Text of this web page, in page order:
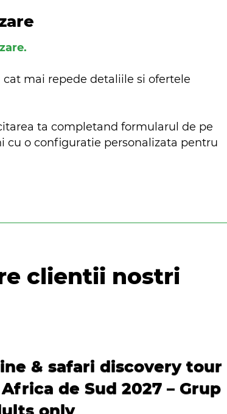
mai repede detaliile si ofertele
ta completand formularul de pe
cu o configuratie personalizata pentru
clientii nostri
& safari discovery tour
de Sud 2027 – Grup
only